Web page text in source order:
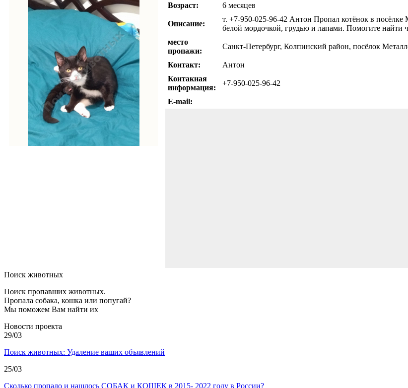
Возраст:
6 месяцев
Описание:
т. +7-950-025-96-42 Антон Пропал котёнок в
белой мордочкой, грудью и лапами. Помогите найти
место
пропажи:
Санкт-Петербург, Колпинский район, посёлок
Контакт:
Антон
Контакная
информация:
+7-950-025-96-42
E-mail:
Поиск животных
Поиск пропавших животных.
Пропала собака, кошка или попугай?
Мы поможем Вам найти их
Новости проекта
29/03
Поиск животных: Удаление ваших объявлений
25/03
Сколько пропало и нашлось СОБАК и КОШЕК в 2015- 2022 году в России?